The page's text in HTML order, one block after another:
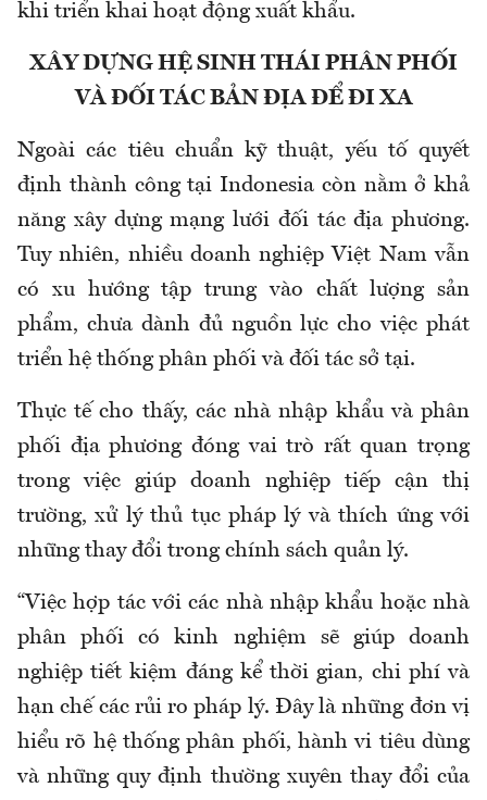
khi triển khai hoạt động xuất khẩu.
XÂY DỰNG HỆ SINH THÁI PHÂN PHỐI
VÀ ĐỐI TÁC BẢN ĐỊA ĐỂ ĐI XA
Ngoài các tiêu chuẩn kỹ thuật, yếu tố quyết
định thành công tại Indonesia còn nằm ở khả
năng xây dựng mạng lưới đối tác địa phương.
Tuy nhiên, nhiều doanh nghiệp Việt Nam vẫn
có xu hướng tập trungvào chất lượng sản
phẩm, chưa dành đủ nguồn lực cho việc phát
triển hệ thống phân phối và đối tác sở tại.
Thực tế cho thấy, các nhà nhập khẩu và phân
phối địa phương đóng vai trò rất quan trọng
trong việc giúp doanh nghiệp tiếp cận thị
trường, xử lý thủ tục pháp lý và thích ứng với
những thay đổi trong chính sách quản lý.
“Việc hợp tác với các nhà nhập khẩu hoặc nhà
phân phối có kinh nghiệm sẽ giúp doanh
nghiệp tiết kiệm đáng kể thời gian, chi phí và
hạn chế các rủi ro pháp lý. Đây là những đơn vị
hiểu rõ hệ thống phân phối, hành vi tiêu dùng
và những quy định thường xuyên thay đổi của